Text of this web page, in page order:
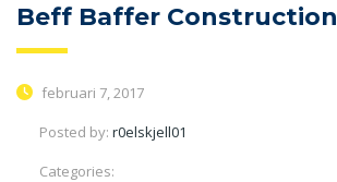
Beff Baffer Construction
februari 7, 2017
Posted by: r0elskjell01
Categories: